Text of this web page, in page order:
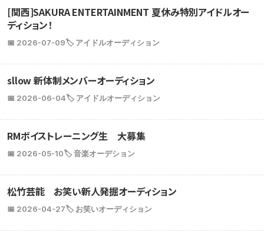
[関西]SAKURA ENTERTAINMENT 夏休み特別アイドルオー
ディション！
📅 2026-07-09🏷️ アイドルオーディション
sllow 新体制メンバーオーディション
📅 2026-06-04🏷️ アイドルオーディション
RMボイストレーニング生 大募集
📅 2026-05-10🏷️ 音楽オーデション
松竹芸能 お笑い新人発掘オーディション
📅 2026-04-27🏷️ お笑いオーディション